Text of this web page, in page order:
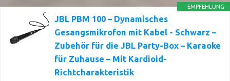
EMPFEHLUNG
JBL PBM 100 – Dynamisches
Gesangsmikrofon mit Kabel - Schwarz –
Zubehör für die JBL Party-Box – Karaoke
für Zuhause – Mit Kardioid-
Richtcharakteristik